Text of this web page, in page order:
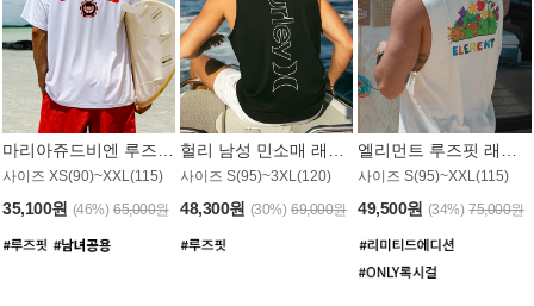
사이즈 XS(90)~XXL(115)
35,100원 (46%) 65,000원
사이즈 S(95)~3XL(120)
48,300원 (30%) 69,000원
사이즈 S(95)~XXL(115)
49,500원 (34%) 75,000원